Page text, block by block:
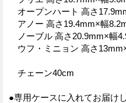
オープンハート 高さ
アノー 高さ19.4mm×幅
ノーブル 高さ20.9mm×幅
ウフ・ミニョン 高さ
チェーン40cm
●専用ケースに入れてお届け